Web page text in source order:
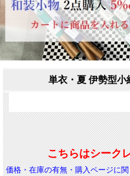
単衣・夏 伊勢型小
こちらはシーク
価格・在庫の有無・購入ページに